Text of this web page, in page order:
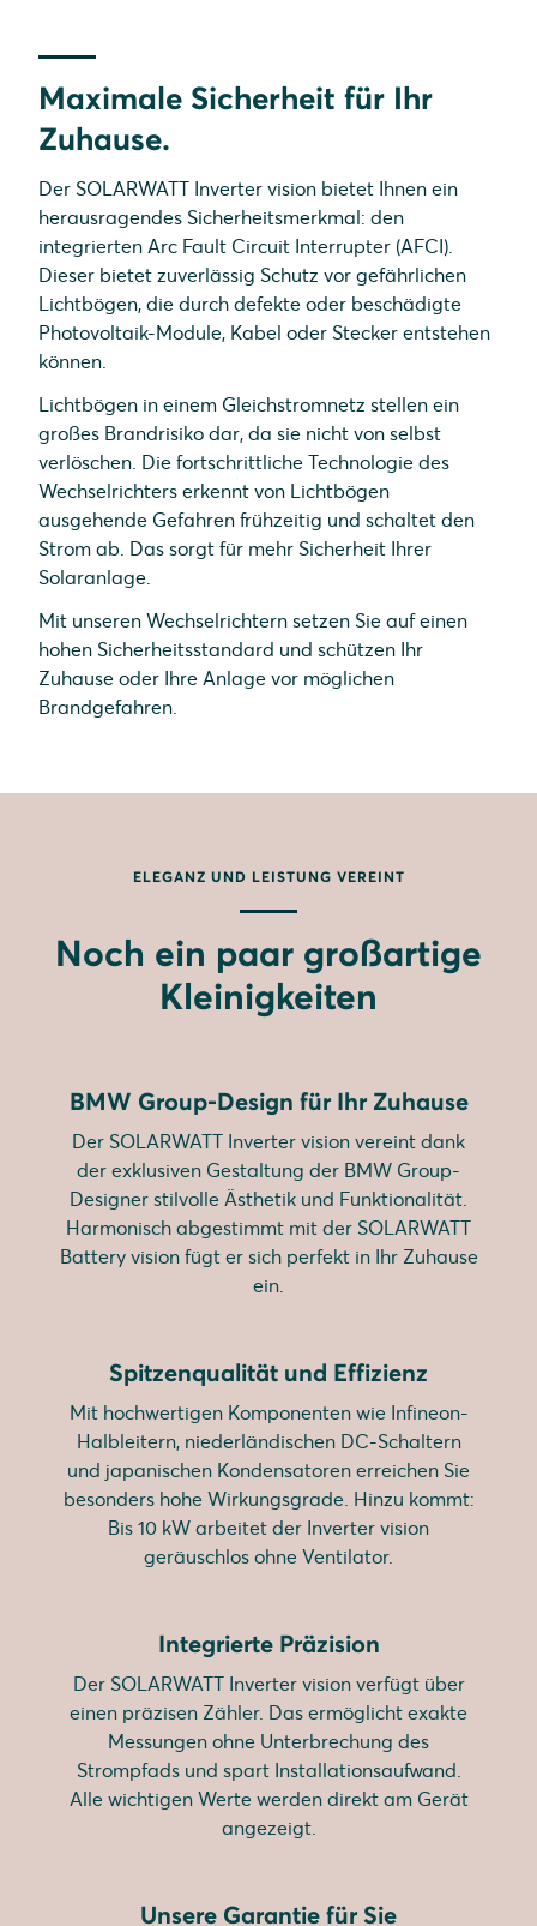
Maximale Sicherheit für Ihr
Zuhause.
Der SOLARWATT Inverter vision bietet Ihnen ein
herausragendes Sicherheitsmerkmal: den
integrierten Arc Fault Circuit Interrupter (AFCI).
Dieser bietet zuverlässig Schutz vor gefährlichen
Lichtbögen, die durch defekte oder beschädigte
Photovoltaik-Module, Kabel oder Stecker entstehen
können.
Lichtbögen in einem Gleichstromnetz stellen ein
großes Brandrisiko dar, da sie nicht von selbst
verlöschen. Die fortschrittliche Technologie des
Wechselrichters erkennt von Lichtbögen
ausgehende Gefahren frühzeitig und schaltet den
Strom ab. Das sorgt für mehr Sicherheit Ihrer
Solaranlage.
Mit unseren Wechselrichtern setzen Sie auf einen
hohen Sicherheitsstandard und schützen Ihr
Zuhause oder Ihre Anlage vor möglichen
Brandgefahren.
ELEGANZ UND LEISTUNG VEREINT
Noch ein paar großartige
Kleinigkeiten
BMW Group-Design für Ihr Zuhause
Der SOLARWATT Inverter vision vereint dank
der exklusiven Gestaltung der BMW Group-
Designer stilvolle Ästhetik und Funktionalität.
Harmonisch abgestimmt mit der SOLARWATT
Battery vision fügt er sich perfekt in Ihr Zuhause
ein.
Spitzenqualität und Effizienz
Mit hochwertigen Komponenten wie Infineon-
Halbleitern, niederländischen DC-Schaltern
und japanischen Kondensatoren erreichen Sie
besonders hohe Wirkungsgrade. Hinzu kommt:
Bis 10 kW arbeitet der Inverter vision
geräuschlos ohne Ventilator.
Integrierte Präzision
Der SOLARWATT Inverter vision verfügt über
einen präzisen Zähler. Das ermöglicht exakte
Messungen ohne Unterbrechung des
Strompfads und spart Installationsaufwand.
Alle wichtigen Werte werden direkt am Gerät
angezeigt.
Unsere Garantie für Sie